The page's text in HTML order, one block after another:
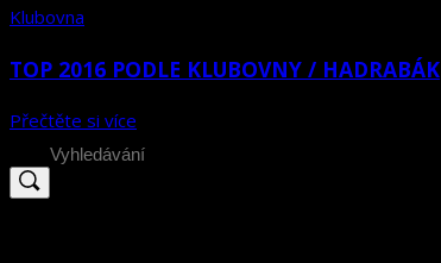
Klubovna
TOP 2016 PODLE KLUBOVNY / HADRABÁK
Přečtěte si více
Search
for: